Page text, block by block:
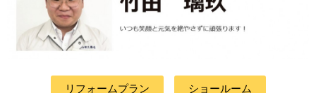
リフォームプラン ショールーム